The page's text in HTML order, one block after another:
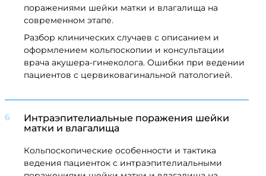
поражениями шейки матки и влагалища на
современном этапе.
Разбор клинических случаев с описанием и
оформлением кольпоскопии и консультации
врача акушера-гинеколога. Ошибки при ведении
пациентов с цервиковагинальной патологией.
6
Интраэпителиальные поражения шейки
матки и влагалища
Кольпоскопические особенности и тактика
ведения пациенток с интраэпителиальными